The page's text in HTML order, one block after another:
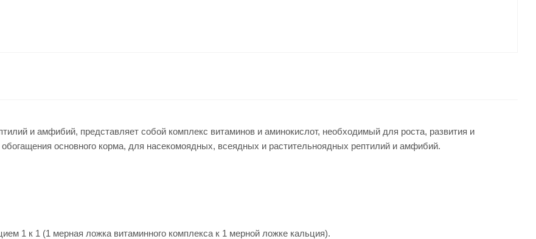
и амфибий, представляет собой комплекс витаминов и аминокислот, необходимый для роста, развития и
основного корма, для насекомоядных, всеядных и растительноядных рептилий и амфибий.
1 к 1 (1 мерная ложка витаминного комплекса к 1 мерной ложке кальция).